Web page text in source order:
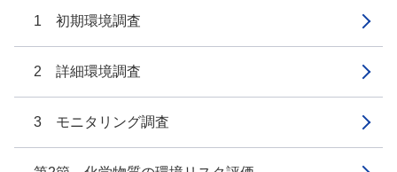
1 初期環境調査
2 詳細環境調査
3 モニタリング調査